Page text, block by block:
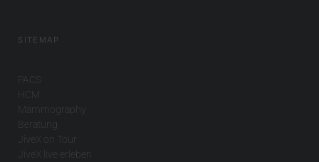
SITEMAP
PACS
HCM
Mammography
Beratung
JiveX on Tour
JiveX live erleben